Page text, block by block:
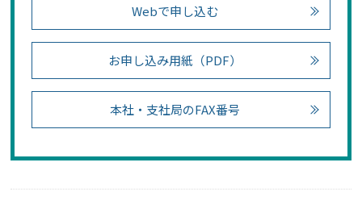
Webで申し込む
お申し込み用紙（PDF）
本社・支社局のFAX番号